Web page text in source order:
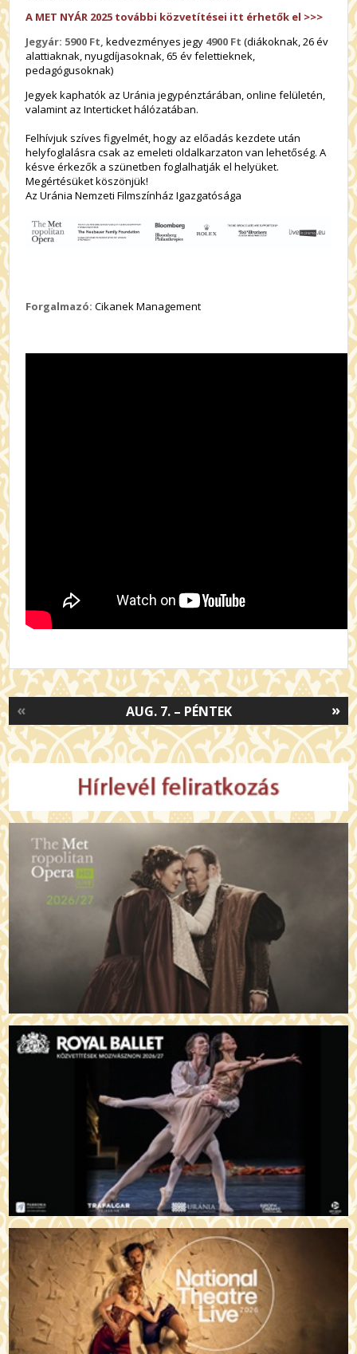
A MET NYÁR 2025 további közvetítései itt érhetők el >>>
Jegyár: 5900 Ft,kedvezményes jegy 4900 Ft(diákoknak, 26 év
alattiaknak, nyugdíjasoknak, 65 év felettieknek,
pedagógusoknak)
Jegyek kaphatók az Uránia jegypénztárában, online felületén,
valamint az Interticket hálózatában.
Felhívjuk szíves figyelmét, hogy az előadás kezdete után
helyfoglalásra csak az emeleti oldalkarzaton van lehetőség. A
késve érkezők a szünetben foglalhatják el helyüket.
Megértésüket köszönjük!
Az Uránia Nemzeti Filmszínház Igazgatósága
Forgalmazó: Cikanek Management
»
AUG. 7. – PÉNTEK
«